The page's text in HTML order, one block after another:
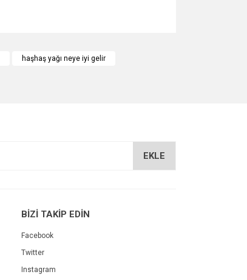
haşhaş yağı neye iyi gelir
EKLE
BİZİ TAKİP EDİN
Facebook
Twitter
Instagram